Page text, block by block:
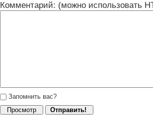
Комментарий: (можно использовать
Запомнить вас?